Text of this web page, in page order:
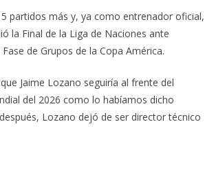
partidos más y, ya como entrenador oficial,
la Final de la Liga de Naciones ante
de Grupos de la Copa América.
Jaime Lozano seguiría al frente del
del 2026 como lo habíamos dicho
Lozano dejó de ser director técnico